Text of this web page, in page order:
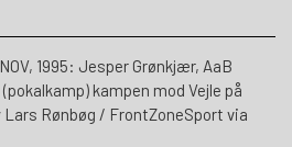
1995: Jesper Grønkjær, AaB
kampen mod Vejle på
Lars Rønbøg / FrontZoneSport via